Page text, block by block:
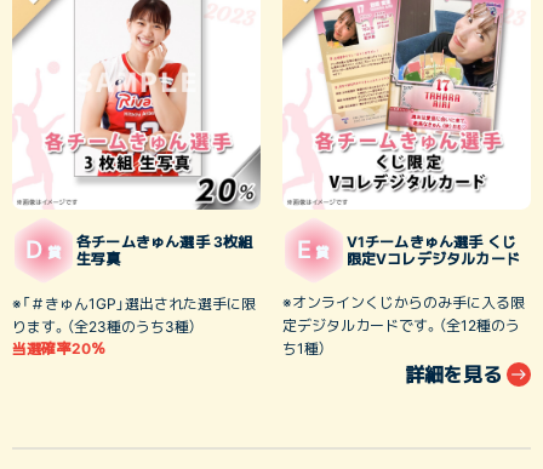
D 賞
各チームきゅん選手 3枚組
生写真
※「＃きゅん1GP」選出された選手に限
ります。（全23種のうち3種）
当選確率20％
E 賞
V1チームきゅん選手 くじ
限定Vコレデジタルカード
※オンラインくじからのみ手に入る限
定デジタルカードです。（全12種のう
ち1種）
詳細を見る